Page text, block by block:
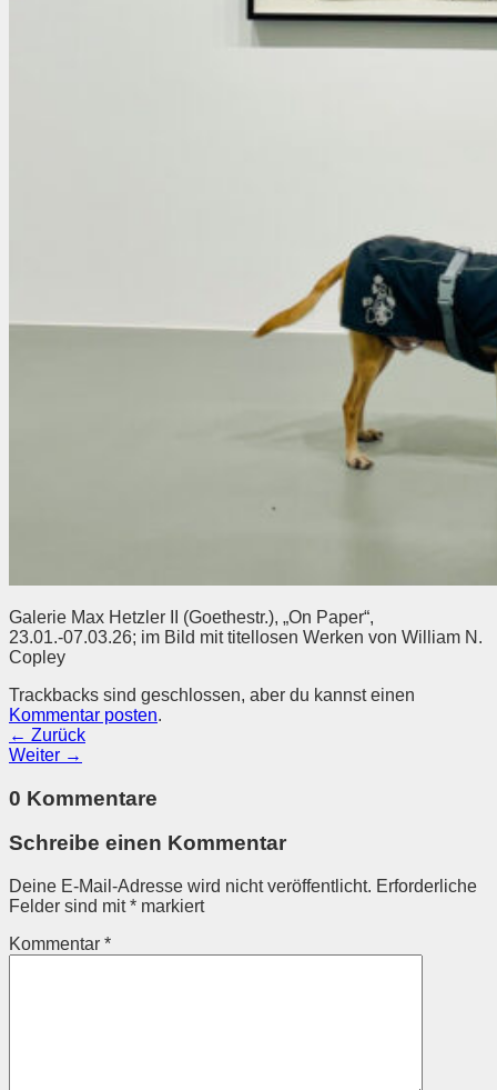
Galerie Max Hetzler II (Goethestr.), „On Paper“,
23.01.-07.03.26; im Bild mit titellosen Werken von William N.
Copley
Trackbacks sind geschlossen, aber du kannst einen
Kommentar posten.
← Zurück
Weiter →
0 Kommentare
Schreibe einen Kommentar
Deine E-Mail-Adresse wird nicht veröffentlicht. Erforderliche
Felder sind mit* markiert
Kommentar *